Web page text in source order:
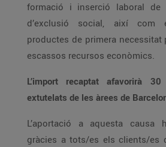
formació i inserció laboral de
d’exclusió social, així com
productes de primera necessitat
escassos recursos econòmics.
L’import recaptat afavorirà
extutelats de les àrees de
L’aportació a aquesta causa
gràcies a tots/es els clients/es